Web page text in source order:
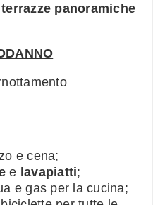
terrazze panoramiche
e cena;
e lavapiatti;
e gas per la cucina;